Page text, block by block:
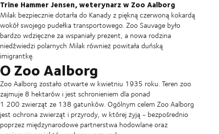
Trine Hammer Jensen, weterynarz w Zoo Aalborg
Milak bezpiecznie dotarła do Kanady z piękną czerwoną kokardą
wokół swojego pudełka transportowego. Zoo Sauvage było
bardzo wdzięczne za wspaniały prezent, a nowa rodzina
niedźwiedzi polarnych Milak również powitała duńską
imigrantkę.
O Zoo Aalborg
Zoo Aalborg zostało otwarte w kwietniu 1935 roku. Teren zoo
zajmuje 8 hektarów i jest schronieniem dla ponad
1 200 zwierząt ze 138 gatunków. Ogólnym celem Zoo Aalborg
jest ochrona zwierząt i przyrody, w której żyją - bezpośrednio
poprzez międzynarodowe partnerstwa hodowlane oraz